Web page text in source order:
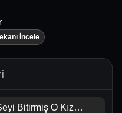
İncele
Bitirmiş O Kız